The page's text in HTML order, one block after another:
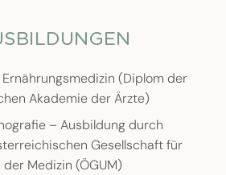
(Diplom der
Akademie der Ärzte)
– Ausbildung durch
Gesellschaft für
Medizin (ÖGUM)